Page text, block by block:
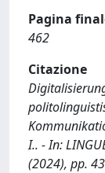
Pagina
462
Citazione
I.. - In:
(2024), pp.